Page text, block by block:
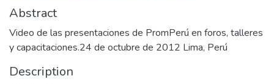
Abstract
Video de las presentaciones de PromPerú en foros, talleres
y capacitaciones.24 de octubre de 2012 Lima, Perú
Description